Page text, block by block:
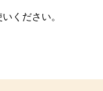
ください。